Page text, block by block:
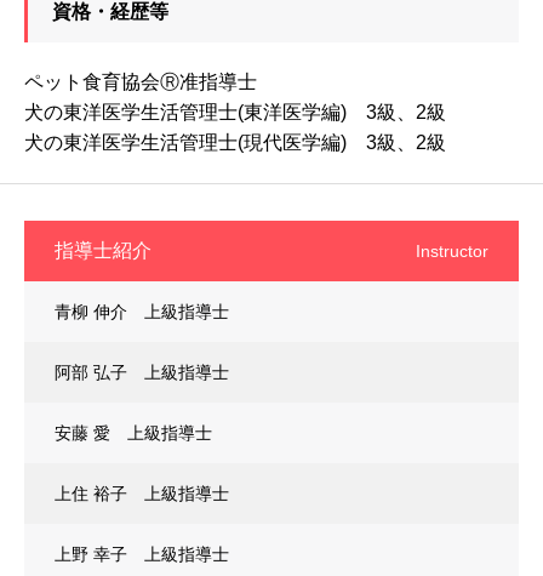
資格・経歴等
ペット食育協会Ⓡ准指導士
犬の東洋医学生活管理士(東洋医学編) 3級、2級
犬の東洋医学生活管理士(現代医学編) 3級、2級
指導士紹介 Instructor
青柳 伸介 上級指導士
阿部 弘子 上級指導士
安藤 愛 上級指導士
上住 裕子 上級指導士
上野 幸子 上級指導士